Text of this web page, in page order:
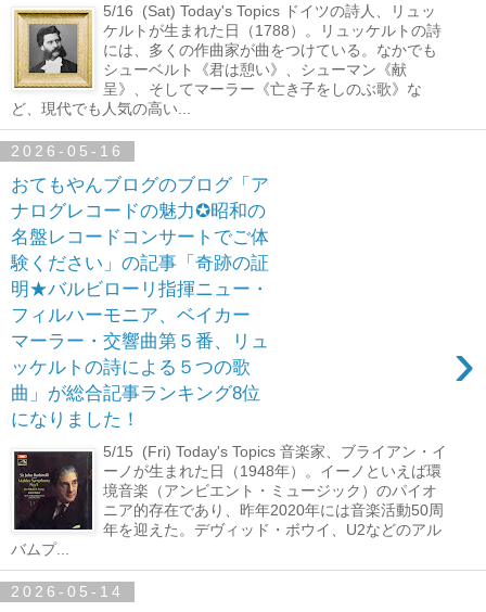
5/16 (Sat) Today's Topics ドイツの詩人、リュッ
ケルトが生まれた日（1788）。リュッケルトの詩
には、多くの作曲家が曲をつけている。なかでも
シューベルト《君は憩い》、シューマン《献
呈》、そしてマーラー《亡き子をしのぶ歌》な
ど、現代でも人気の高い...
2026-05-16
おてもやんブログのブログ「ア
ナログレコードの魅力✪昭和の
名盤レコードコンサートでご体
験ください」の記事「奇跡の証
明★バルビローリ指揮ニュー・
フィルハーモニア、ベイカー
マーラー・交響曲第５番、リュ
ッケルトの詩による５つの歌
曲」が総合記事ランキング8位
になりました！
›
5/15 (Fri) Today's Topics 音楽家、ブライアン・イ
ーノが生まれた日（1948年）。イーノといえば環
境音楽（アンビエント・ミュージック）のパイオ
ニア的存在であり、昨年2020年には音楽活動50周
年を迎えた。デヴィッド・ボウイ、U2などのアル
バムプ...
2026-05-14